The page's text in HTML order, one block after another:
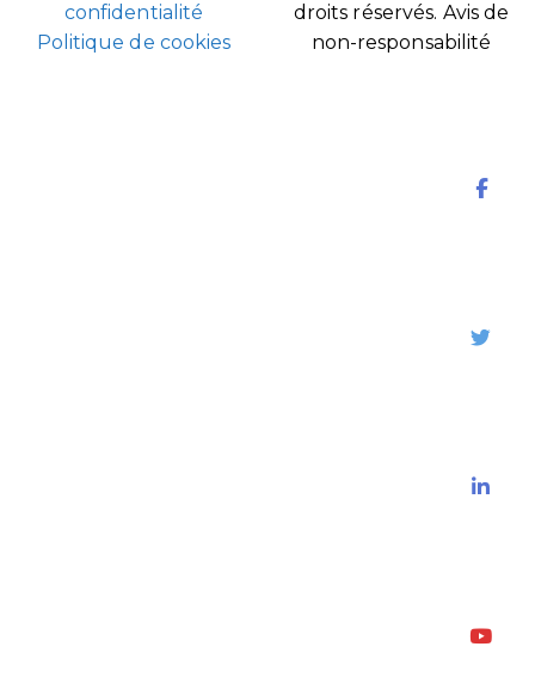
confidentialité
Politique de cookies
droits réservés. Avis de
non-responsabilité